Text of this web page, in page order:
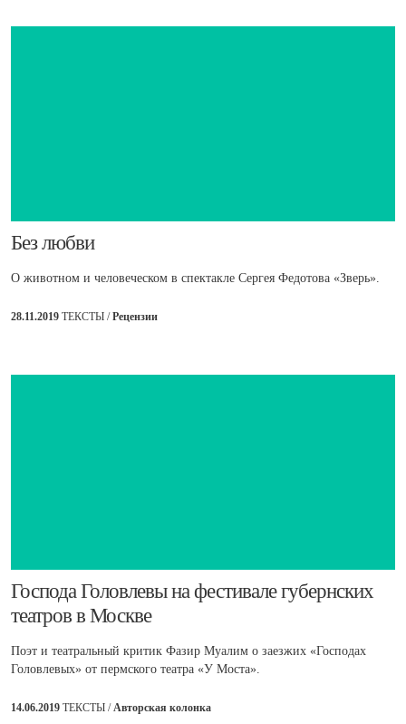
​Без любви
О животном и человеческом в спектакле Сергея Федотова «Зверь».
28.11.2019 ТЕКСТЫ /Рецензии
​Господа Головлевы на фестивале губернских
театров в Москве
Поэт и театральный критик Фазир Муалим о заезжих «Господах
Головлевых» от пермского театра «У Моста».
14.06.2019 ТЕКСТЫ /Авторская колонка